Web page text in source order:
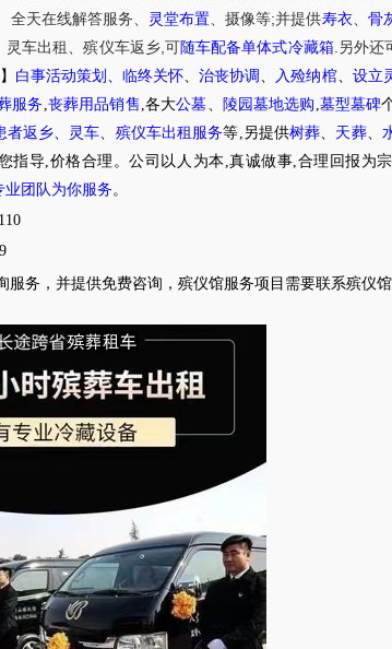
全天在线解答服务 灵堂布置 、摄像等;并提供寿衣、 骨
灵车出租 、殡仪车返乡, 可 随车配备单体式冷藏箱. 另外还
白事活动策划 临终关怀 、治丧协调 入殓纳棺、 设立
服务 丧葬用品销售 ,各大公墓 陵园墓地选购 墓型墓碑
者返乡 灵车 殡仪车出租服务等,另提供树葬 天葬、
指导,价格合理。公司以人为本,真诚做事,合理回报为
业团队为你服务 。
服务，并提供免费咨询，殡仪馆服务项目需要联系殡仪馆